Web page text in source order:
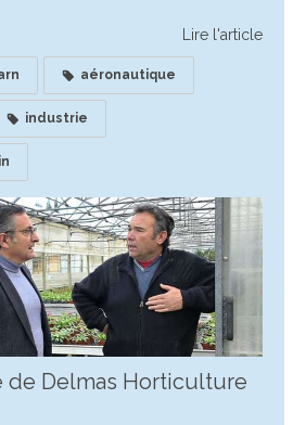
Lire l'article
aéronautique
industrie
de Delmas Horticulture